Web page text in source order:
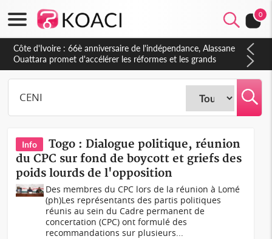
0
Côte d'Ivoire : À Abidjan, Amadou Oury Bah admire le modèle
ivoirien et veut s'en inspirer pour accélérer le développement
de la Guinée
Info
Togo : Dialogue politique, réunion
du CPC sur fond de boycott et griefs des
poids lourds de l'opposition
Des membres du CPC lors de la réunion à Lomé
(ph)Les représentants des partis politiques
réunis au sein du Cadre permanent de
concertation (CPC) ont formulé des
recommandations sur plusieurs...